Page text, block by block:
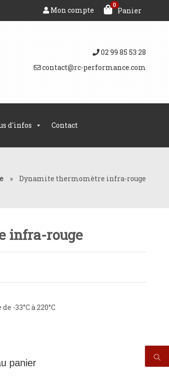
0
Panier
Mon compte
02 99 85 53 28
contact@rc-performance.com
d'infos Contact
» Dynamite thermomètre infra-rouge
infra-rouge
-33°C à 220°C
panier